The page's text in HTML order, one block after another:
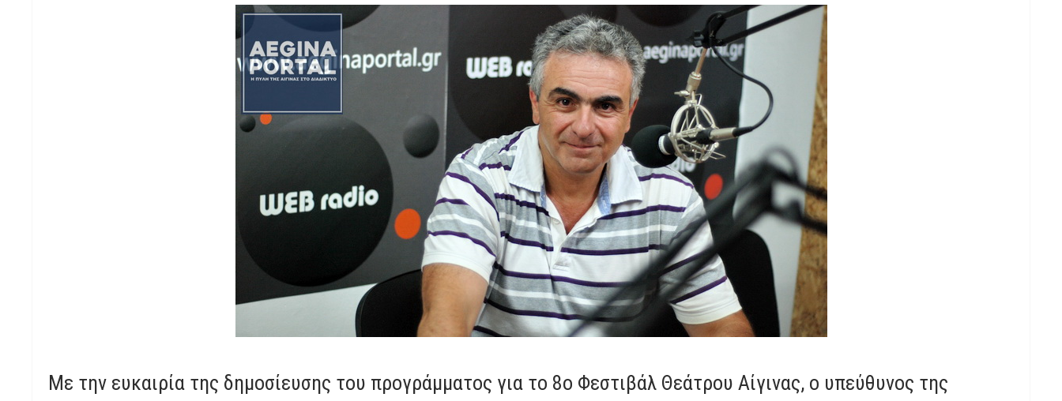
Με την ευκαιρία της δημοσίευσης του προγράμματος για το 8ο Φεστιβάλ Θεάτρου Αίγινας, ο υπεύθυνος της